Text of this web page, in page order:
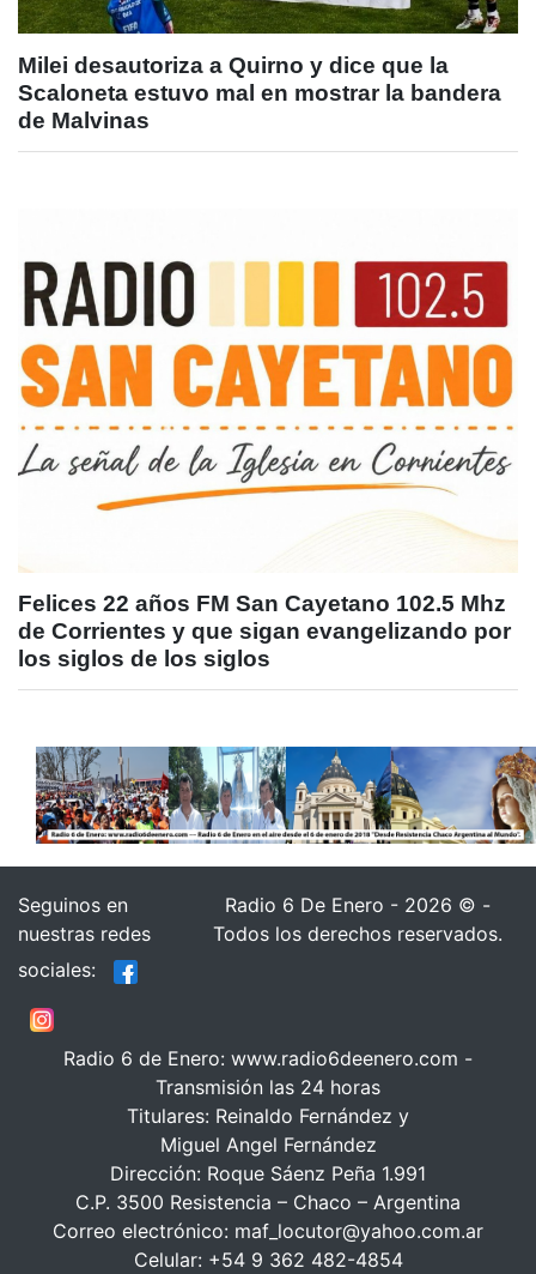
Milei desautoriza a Quirno y dice que la
Scaloneta estuvo mal en mostrar la bandera
de Malvinas
Felices 22 años FM San Cayetano 102.5 Mhz
de Corrientes y que sigan evangelizando por
los siglos de los siglos
Seguinos en
nuestras redes
sociales:
Radio 6 De Enero - 2026 © -
Todos los derechos reservados.
Radio 6 de Enero: www.radio6deenero.com -
Transmisión las 24 horas
Titulares: Reinaldo Fernández y
Miguel Angel Fernández
Dirección: Roque Sáenz Peña 1.991
C.P. 3500 Resistencia – Chaco – Argentina
Correo electrónico: maf_locutor@yahoo.com.ar
Celular: +54 9 362 482-4854